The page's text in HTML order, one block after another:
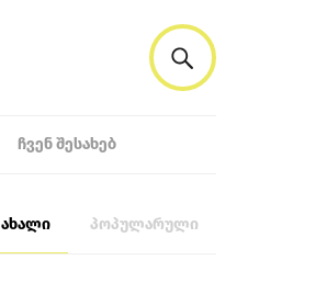
ᲩᲕᲔᲜ ᲨᲔᲡᲐᲮᲔᲑ
ახალი პოპულარული